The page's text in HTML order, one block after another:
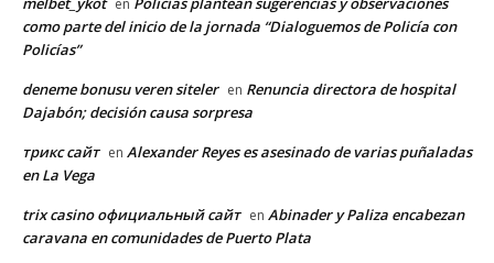
en
como parte del inicio de la jornada “Dialoguemos de Policía con
Policías”
deneme bonusu veren siteler en Renuncia directora de hospital
Dajabón; decisión causa sorpresa
трикс сайт en Alexander Reyes es asesinado de varias puñaladas
en La Vega
trix casino официальный сайт en Abinader y Paliza encabezan
caravana en comunidades de Puerto Plata